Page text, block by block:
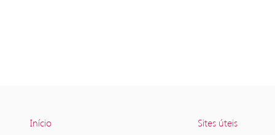
Início Sites úteis